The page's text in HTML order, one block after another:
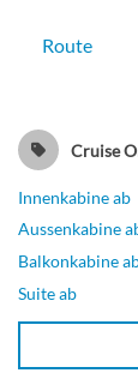
Large
Suite
The Haven
Route
Cruise
Innenkabine ab
Aussenkabine
Balkonkabine
Suite ab